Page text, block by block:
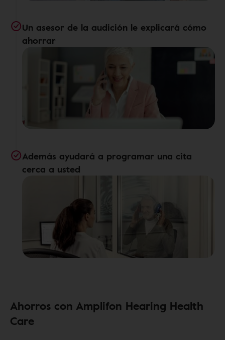
Un asesor de la audición le explicará cómo
ahorrar
Además ayudará a programar una cita
cerca a usted
Ahorros con Amplifon Hearing Health
Care